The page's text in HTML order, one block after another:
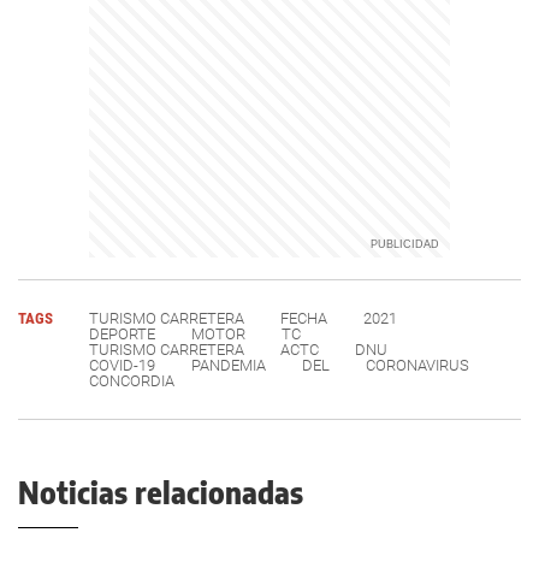
TAGS TURISMO CARRETERA FECHA
2021
DEPORTE
MOTOR
TC
TURISMO CARRETERA
ACTC
DNU
COVID-19
PANDEMIA DEL
CORONAVIRUS
CONCORDIA
Noticias relacionadas